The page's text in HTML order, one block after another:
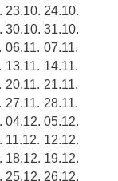
23.10. 24.10.
30.10. 31.10.
06.11.
07.11.
13.11.
14.11.
20.11.
21.11.
27.11.
28.11.
04.12. 05.12.
11.12.
12.12.
18.12. 19.12.
25.12. 26.12.